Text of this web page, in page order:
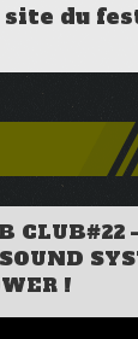
site du
CLUB#22
!